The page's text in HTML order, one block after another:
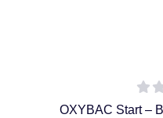
OXYBAC Start –